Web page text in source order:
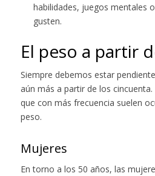
habilidades, juegos mentales
gusten.
El peso a partir
Siempre debemos estar
aún más a partir de los
que con más frecuencia suelen
peso.
Mujeres
En torno a los 50 años, las